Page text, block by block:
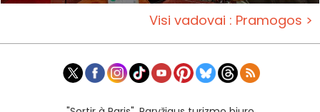
Visi vadovai : Pramogos >